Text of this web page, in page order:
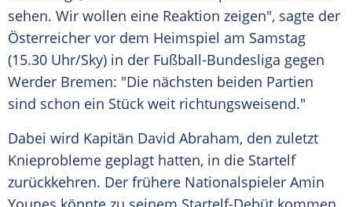
sehen. Wir wollen eine Reaktion zeigen", sagte der
Österreicher vor dem Heimspiel am Samstag
(15.30 Uhr/Sky) in der Fußball-Bundesliga gegen
Werder Bremen: "Die nächsten beiden Partien
sind schon ein Stück weit richtungsweisend."
Dabei wird Kapitän David Abraham, den zuletzt
Knieprobleme geplagt hatten, in die Startelf
zurückkehren. Der frühere Nationalspieler Amin